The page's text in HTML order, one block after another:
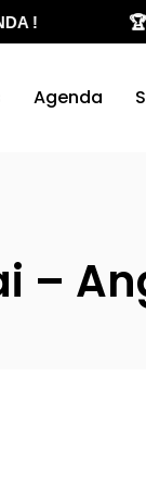
! 🏆
Agenda
–